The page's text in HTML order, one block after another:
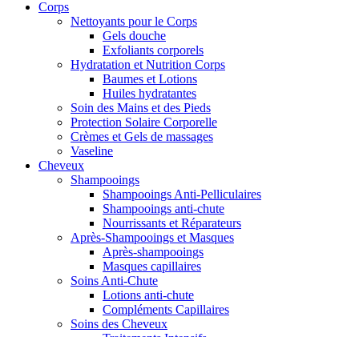
Corps
Nettoyants pour le Corps
Gels douche
Exfoliants corporels
Hydratation et Nutrition Corps
Baumes et Lotions
Huiles hydratantes
Soin des Mains et des Pieds
Protection Solaire Corporelle
Crèmes et Gels de massages
Vaseline
Cheveux
Shampooings
Shampooings Anti-Pelliculaires
Shampooings anti-chute
Nourrissants et Réparateurs
Après-Shampooings et Masques
Après-shampooings
Masques capillaires
Soins Anti-Chute
Lotions anti-chute
Compléments Capillaires
Soins des Cheveux